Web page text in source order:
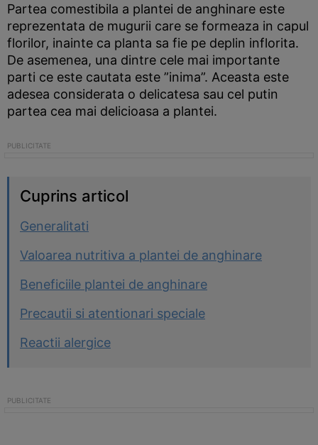
Partea comestibila a plantei de anghinare este
reprezentata de mugurii care se formeaza in capul
florilor, inainte ca planta sa fie pe deplin inflorita.
De asemenea, una dintre cele mai importante
parti ce este cautata este ”inima”. Aceasta este
adesea considerata o delicatesa sau cel putin
partea cea mai delicioasa a plantei.
Cuprins articol
Generalitati
Valoarea nutritiva a plantei de anghinare
Beneficiile plantei de anghinare
Precautii si atentionari speciale
Reactii alergice